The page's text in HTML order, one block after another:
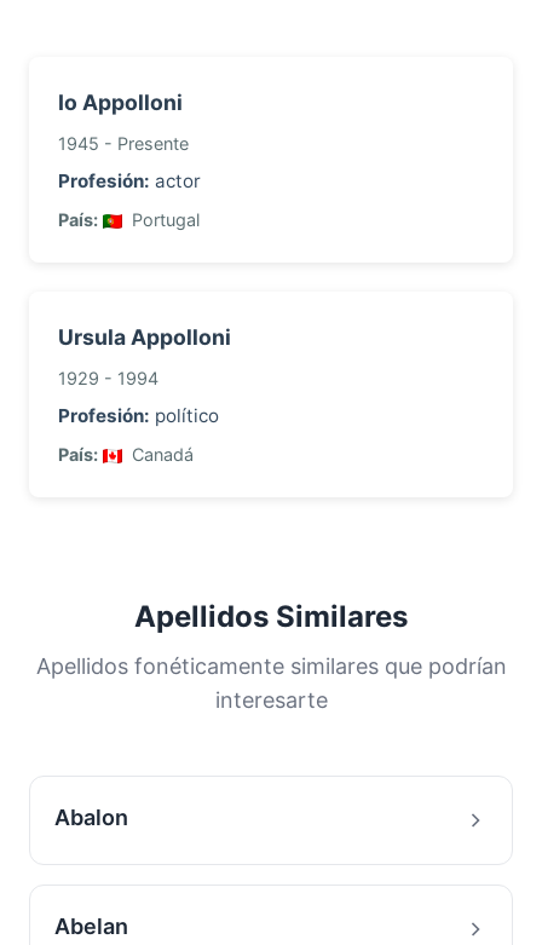
Io Appolloni
1945 - Presente
Profesión: actor
País: Portugal
Ursula Appolloni
1929 - 1994
Profesión: político
País: Canadá
Apellidos Similares
Apellidos fonéticamente similares que podrían
interesarte
Abalon
Abelan